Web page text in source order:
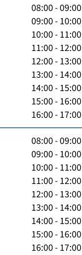
08:00 - 09:00
09:00 - 10:00
10:00 - 11:00
11:00 - 12:00
12:00 - 13:00
13:00 - 14:00
14:00 - 15:00
15:00 - 16:00
16:00 - 17:00
08:00 - 09:00
09:00 - 10:00
10:00 - 11:00
11:00 - 12:00
12:00 - 13:00
13:00 - 14:00
14:00 - 15:00
15:00 - 16:00
16:00 - 17:00